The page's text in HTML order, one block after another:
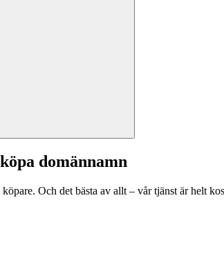
domännamn
Och det bästa av allt – vår tjänst är helt